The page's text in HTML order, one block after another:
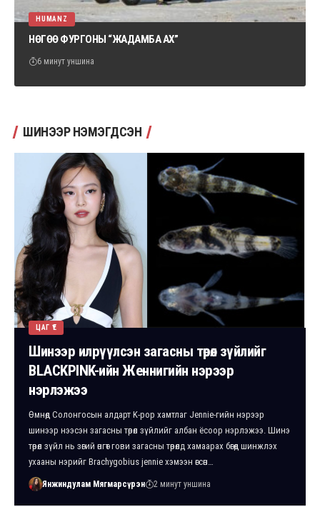
HUMANZ
НӨГӨӨ ФУРГОНЫ “ЖАДАМБА АХ”
6 минут уншина
ШИНЭЭР НЭМЭГДСЭН
ЦАГ ҮЕ
Шинээр илрүүлсэн загасны төрөл зүйлийг
BLACKPINK-ийн Женнигийн нэрээр
нэрлэжээ
Өмнөд Солонгосын алдарт K-pop хамтлаг Jennie-гийн нэрээр
шинээр нээсэн загасны төрөл зүйлийг албан ёсоор нэрлэжээ. Шинэ
төрөл зүйл нь зөгий өнгөт гови загасны төрөлд хамаарах бөгөөд шинжлэх
ухааны нэрийг Brachygobius jennie хэмээн өгсөн…
Янжиндулам Мягмарсүрэн 2 минут уншина